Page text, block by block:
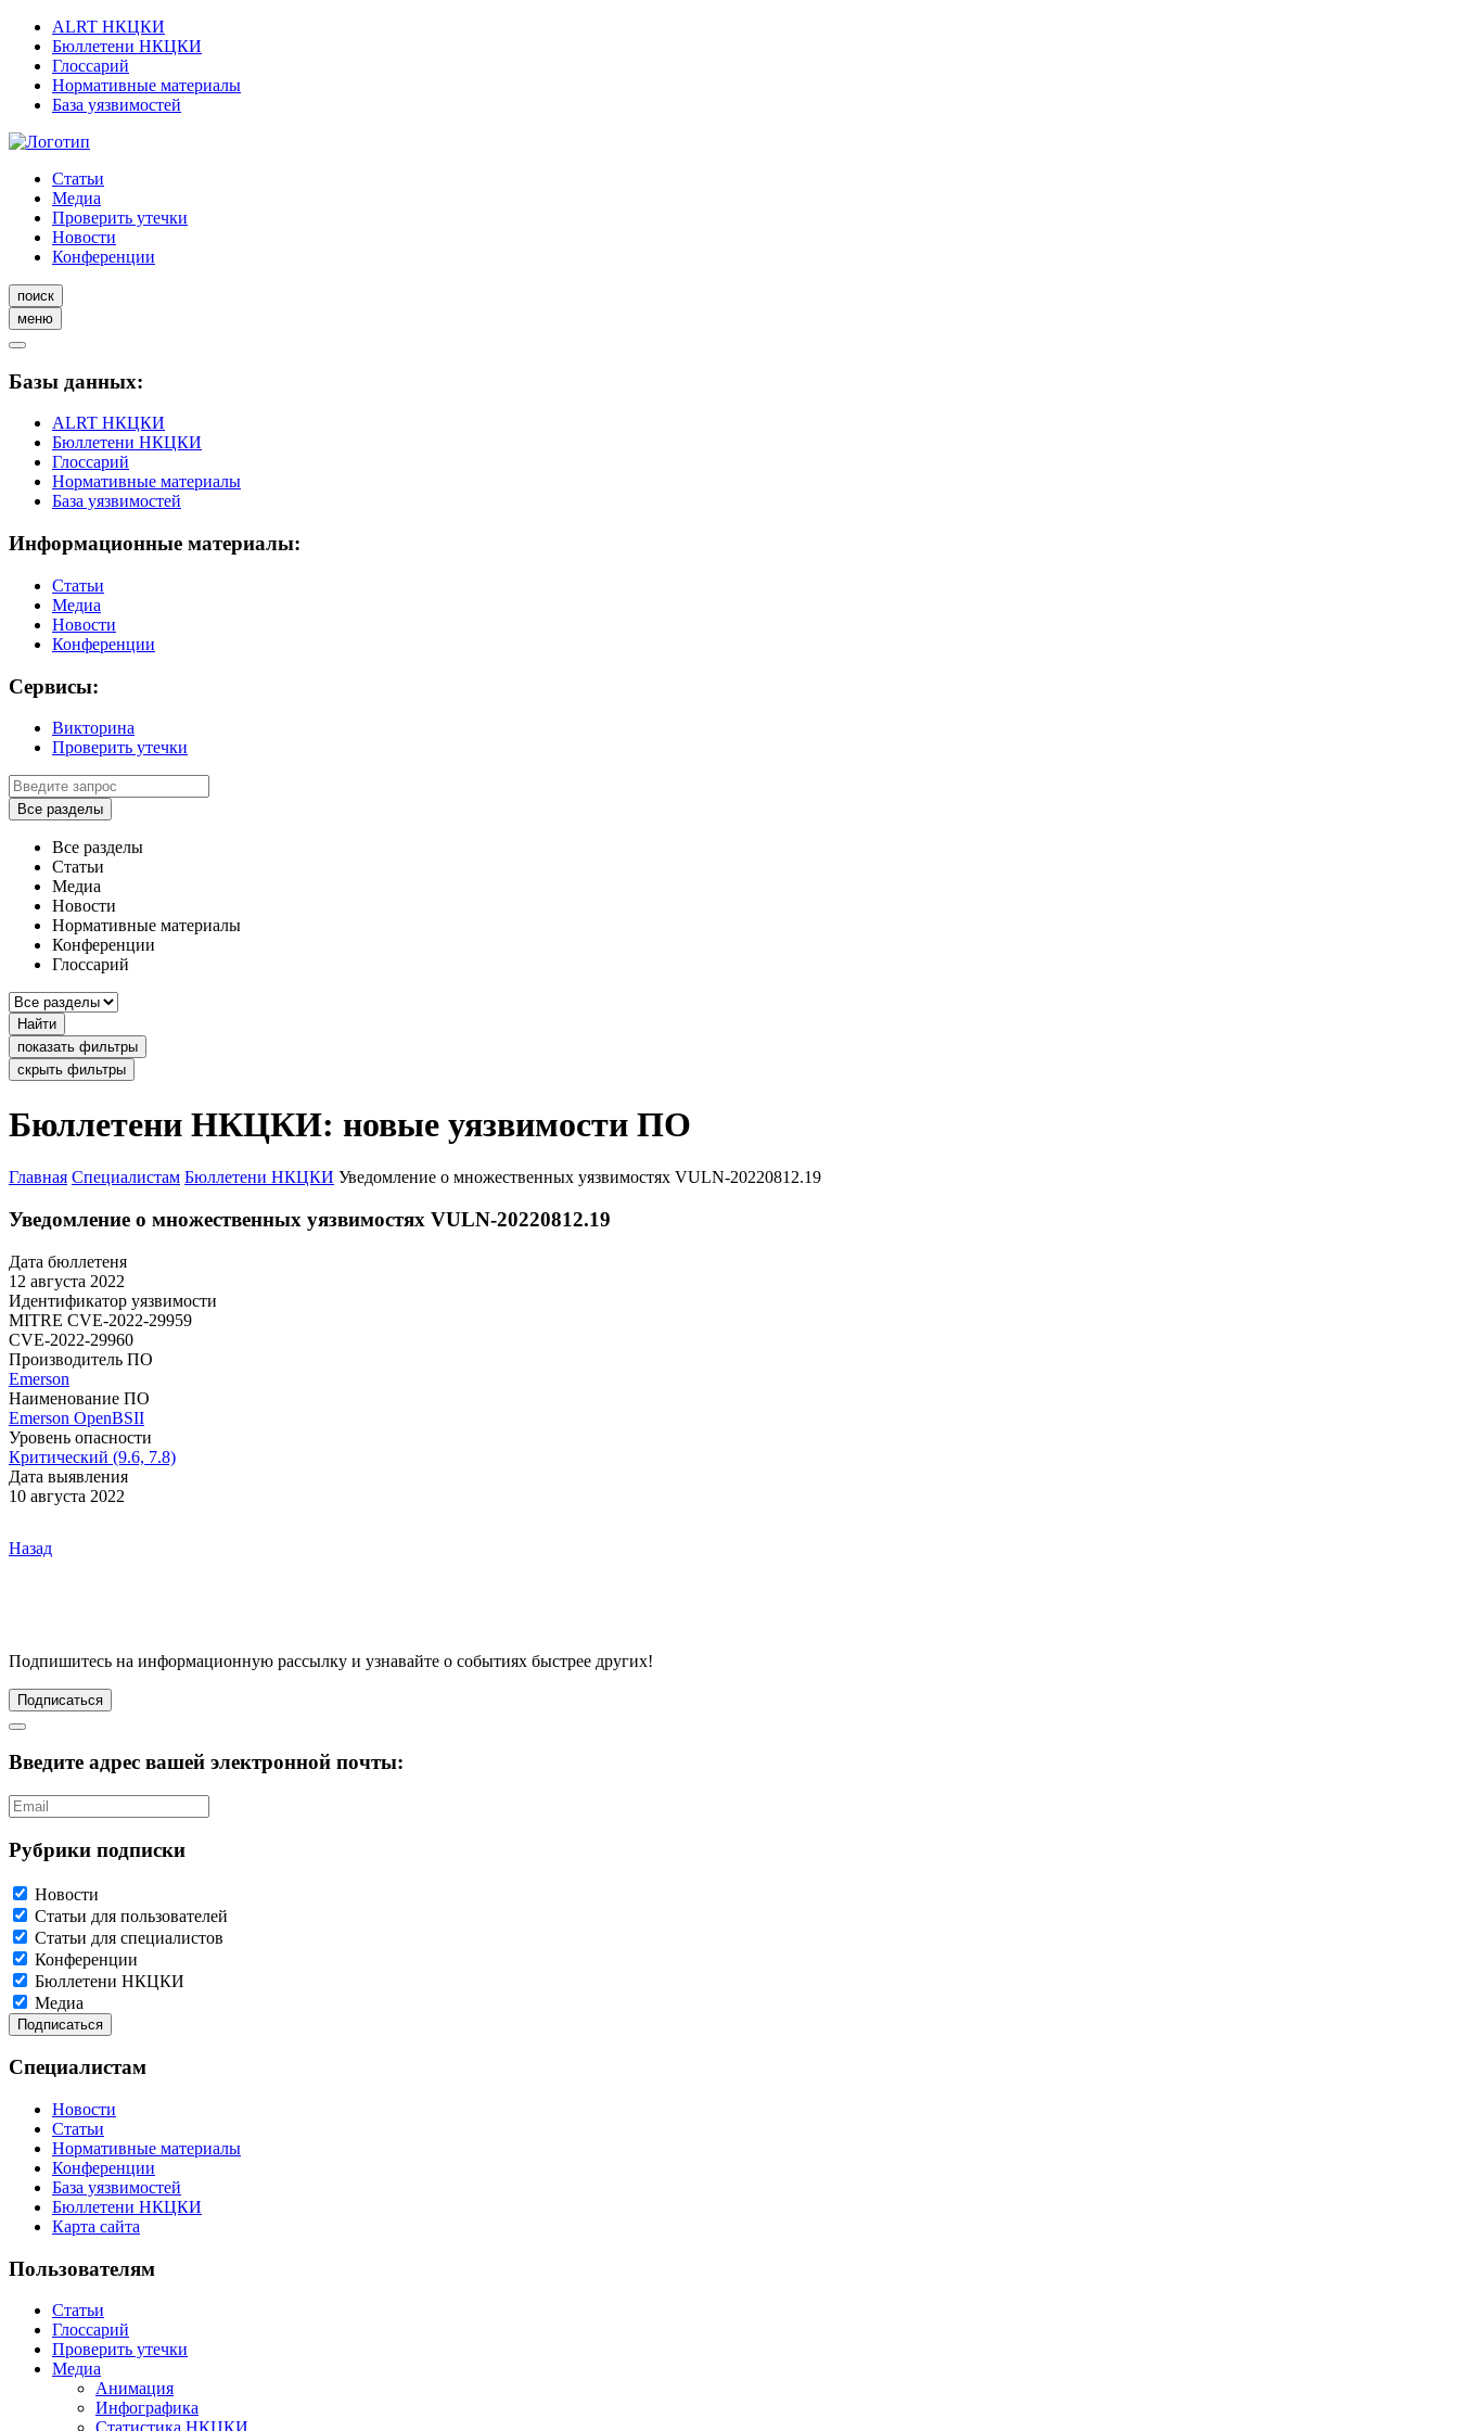
ALRT НКЦКИ
Бюллетени НКЦКИ
Глоссарий
Нормативные материалы
База уязвимостей
Статьи
Медиа
Проверить утечки
Новости
Конференции
поиск
меню
Базы данных:
ALRT НКЦКИ
Бюллетени НКЦКИ
Глоссарий
Нормативные материалы
База уязвимостей
Информационные материалы:
Статьи
Медиа
Новости
Конференции
Сервисы:
Викторина
Проверить утечки
Все разделы
Все разделы
Статьи
Медиа
Новости
Нормативные материалы
Конференции
Глоссарий
Найти
показать фильтры
скрыть фильтры
Бюллетени НКЦКИ: новые уязвимости ПО
Главная Специалистам Бюллетени НКЦКИ Уведомление о множественных уязвимостях VULN-20220812.19
Уведомление о множественных уязвимостях VULN-20220812.19
Дата бюллетеня
12 августа 2022
Идентификатор уязвимости
MITRE CVE-2022-29959
CVE-2022-29960
Производитель ПО
Emerson
Наименование ПО
Emerson OpenBSII
Уровень опасности
Критический (9.6, 7.8)
Дата выявления
10 августа 2022
Назад
Подпишитесь на информационную рассылку и узнавайте о событиях быстрее других!
Подписаться
Введите адрес вашей электронной почты:
Рубрики подписки
Новости
Статьи для пользователей
Статьи для специалистов
Конференции
Бюллетени НКЦКИ
Медиа
Специалистам
Новости
Статьи
Нормативные материалы
Конференции
База уязвимостей
Бюллетени НКЦКИ
Карта сайта
Пользователям
Статьи
Глоссарий
Проверить утечки
Медиа
Анимация
Инфографика